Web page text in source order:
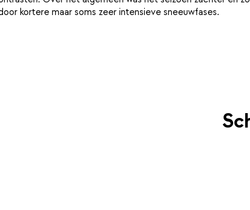
kortere maar soms zeer intensieve sneeuwfases.